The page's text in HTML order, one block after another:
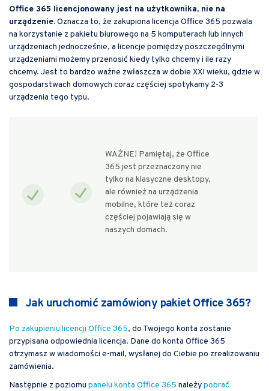
Office 365 licencjonowany jest na użytkownika, nie na
urządzenie.Oznacza to, że zakupiona licencja Office 365 pozwala
na korzystanie z pakietu biurowego na 5 komputerach lub innych
urządzeniach jednocześnie, a licencje pomiędzy poszczególnymi
urządzeniami możemy przenosić kiedy tylko chcemy i ile razy
chcemy. Jest to bardzo ważne zwłaszcza w dobie XXI wieku, gdzie w
gospodarstwach domowych coraz częściej spotykamy 2-3
urządzenia tego typu.
WAŻNE! Pamiętaj, że Office
365 jest przeznaczony nie
tylko na klasyczne desktopy,
ale również na urządzenia
mobilne, które też coraz
częściej pojawiają się w
naszych domach.
Jak uruchomić zamówiony pakiet Office 365?
Po zakupieniu licencji Office 365, do Twojego konta zostanie
przypisana odpowiednia licencja. Dane do konta Office 365
otrzymasz w wiadomości e-mail, wysłanej do Ciebie po zrealizowaniu
zamówienia.
Następnie z poziomu panelu konta Office 365 należypobrać